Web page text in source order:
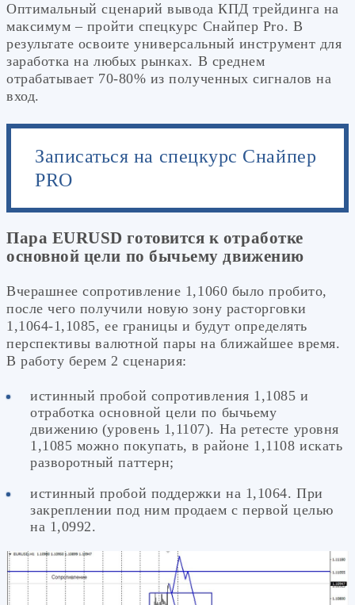
Оптимальный сценарий вывода КПД трейдинга на
максимум – пройти спецкурс Снайпер Pro. В
результате освоите универсальный инструмент для
заработка на любых рынках. В среднем
отрабатывает 70-80% из полученных сигналов на
вход.
Записаться на спецкурс Снайпер
PRO
Пара EURUSD готовится к отработке
основной цели по бычьему движению
Вчерашнее сопротивление 1,1060 было пробито,
после чего получили новую зону расторговки
1,1064-1,1085, ее границы и будут определять
перспективы валютной пары на ближайшее время.
В работу берем 2 сценария:
истинный пробой сопротивления 1,1085 и
отработка основной цели по бычьему
движению (уровень 1,1107). На ретесте уровня
1,1085 можно покупать, в районе 1,1108 искать
разворотный паттерн;
истинный пробой поддержки на 1,1064. При
закреплении под ним продаем с первой целью
на 1,0992.